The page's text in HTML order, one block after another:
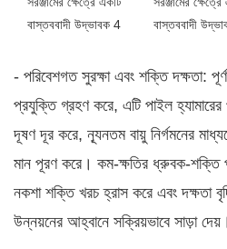
- পরিবেশগত সুরক্ষা এবং শক্তি দক্ষতা:
প্রযুক্তি গ্রহণ করে, এটি পাইল
দূষণ দূর করে, ন্যূনতম বায়ু নির্গমনের
মান পূরণ করে। কম-ক্ষতির ধ্রুবক-শক্তি
নকশা শক্তি খরচ হ্রাস করে এবং দক্ষতা
উন্নয়নের আহ্বানে সক্রিয়ভাবে সাড়া দেয়।